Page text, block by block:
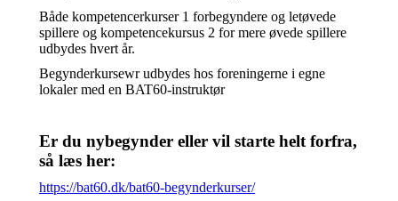
Både kompetencerkurser 1 forbegyndere og letøvede
spillere og kompetencekursus 2 for mere øvede spillere
udbydes hvert år.
Begynderkursewr udbydes hos foreningerne i egne
lokaler med en BAT60-instruktør
Er du nybegynder eller vil starte helt forfra,
så læs her:
https://bat60.dk/bat60-begynderkurser/